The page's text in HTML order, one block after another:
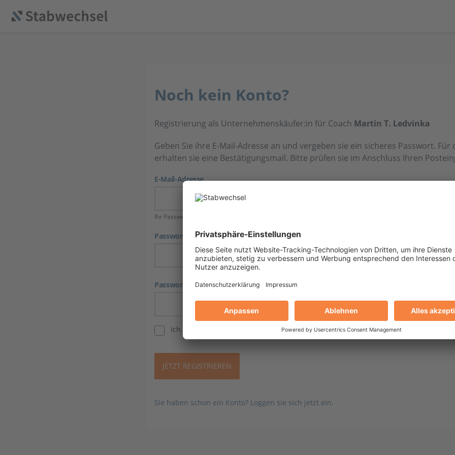
Noch kein Konto?
Registrierung als Unternehmenskäufer:in für Coach Martin T. Ledvinka
Geben Sie ihre E-Mail-Adresse an und vergeben sie ein sicheres Passwort. Für
erhalten sie eine Bestätigungsmail. Bitte prüfen sie im Anschluss Ihren
E-Mail-Adresse
Ihr Passwort muss mind. 8 Zeichen lang sein, mind. 1 Zahl, 1 Klein- und 1 Großbuchstaben enthalten.
Passwort
Passwort wiederholen
Ich habe die Datenschutzrichtlinienvon Stabwechsel gelesen und stimme diesen
JETZT REGISTRIEREN
Sie haben schon ein Konto? Loggen sie sich jetzt ein.